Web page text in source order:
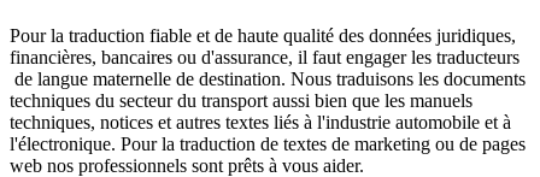
Pour la traduction fiable et de haute qualité des données juridiques,
financières, bancaires ou d'assurance, il faut engager les traducteurs
de langue maternelle de destination. Nous traduisons les documents
techniques du secteur du transport aussi bien que les manuels
techniques, notices et autres textes liés à l'industrie automobile et à
l'électronique. Pour la traduction de textes de marketing ou de pages
web nos professionnels sont prêts à vous aider.